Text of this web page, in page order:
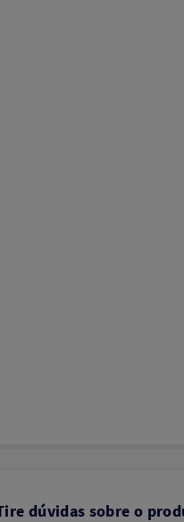
dúvidas sobre o